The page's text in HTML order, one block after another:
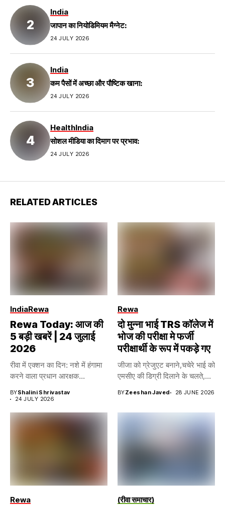
India
जापान का नियोडिमियम मैग्नेट:
24 JULY 2026
India
कम पैसों में अच्छा और पौष्टिक खाना:
24 JULY 2026
HealthIndia
सोशल मीडिया का दिमाग पर प्रभाव:
24 JULY 2026
RELATED ARTICLES
IndiaRewa
Rewa Today: आज की
5 बड़ी खबरें | 24 जुलाई
2026
रीवा में एक्शन का दिन: नशे में हंगामा
करने वाला प्रधान आरक्षक...
BYShalini Shrivastav
24 JULY 2026
Rewa
दो मुन्ना भाई TRS कॉलेज में
भोज की परीक्षा मे फर्जी
परीक्षार्थी के रूप में पकड़े गए
जीजा को ग्रेजुएट बनाने,चचेरे भाई को
एमसीए की डिग्री दिलाने के चलते,...
BYZeeshan Javed 28 JUNE 2026
Rewa (रीवा समाचार)